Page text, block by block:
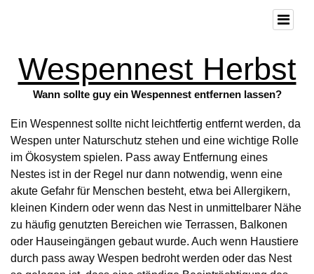
Wespennest Herbst
Wann sollte guy ein Wespennest entfernen lassen?
Ein Wespennest sollte nicht leichtfertig entfernt werden, da
Wespen unter Naturschutz stehen und eine wichtige Rolle
im Ökosystem spielen. Pass away Entfernung eines
Nestes ist in der Regel nur dann notwendig, wenn eine
akute Gefahr für Menschen besteht, etwa bei Allergikern,
kleinen Kindern oder wenn das Nest in unmittelbarer Nähe
zu häufig genutzten Bereichen wie Terrassen, Balkonen
oder Hauseingängen gebaut wurde. Auch wenn Haustiere
durch pass away Wespen bedroht werden oder das Nest